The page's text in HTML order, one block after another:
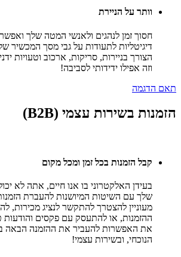
וותר על הניירת
חסוך זמן לנהגים ולאנשי המטה שלך
דיגיטליות לתעודות על גבי מסך המכשיר
הצורך בניירות, סריקות, ארכוב וטעויות
וזה אפילו ידידותי לסביבה!
תאם הדגמה
הזמנות בשירות עצמי (B2B)
קבל הזמנות בכל זמן ומכל מקום
בעידן האלקטרוני בו אנו חיים, אתה לא
שלך עם השיטות המיושנות להעברת
מעוניין להצטרך להתקשר לנציג מכירות,
ההזמנות, או להתעסק עם פקסים
את האפשרות להעביר את ההזמנה הבאה
הנוכחי, ובשירות עצמי!